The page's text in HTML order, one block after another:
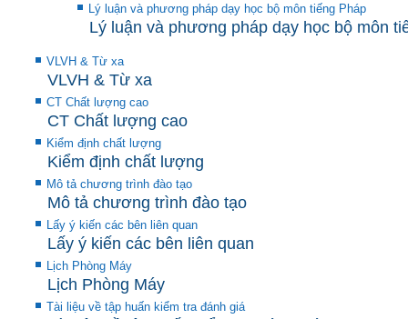
Lý luận và phương pháp dạy học bộ môn tiếng Pháp
Lý luận và phương pháp dạy học bộ môn
VLVH & Từ xa
VLVH & Từ xa
CT Chất lượng cao
CT Chất lượng cao
Kiểm định chất lượng
Kiểm định chất lượng
Mô tả chương trình đào tạo
Mô tả chương trình đào tạo
Lấy ý kiến các bên liên quan
Lấy ý kiến các bên liên quan
Lịch Phòng Máy
Lịch Phòng Máy
Tài liệu về tập huấn kiểm tra đánh giá